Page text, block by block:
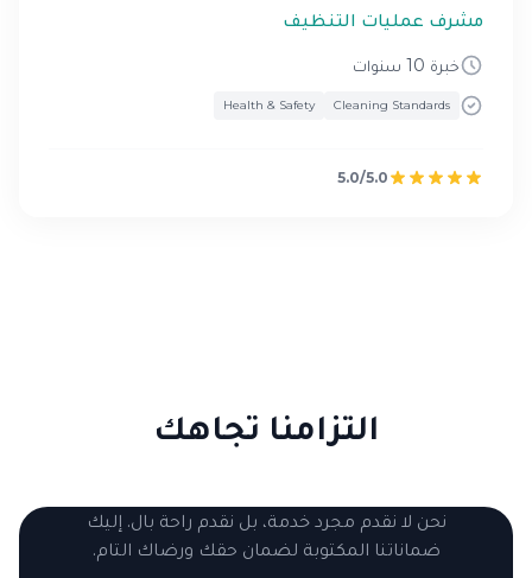
مشرف عمليات التنظيف
خبرة 10 سنوات
Cleaning Standards
Health & Safety
5.0/5.0
التزامنا تجاهك
نحن لا نقدم مجرد خدمة، بل نقدم راحة بال. إليك
ضماناتنا المكتوبة لضمان حقك ورضاك التام.